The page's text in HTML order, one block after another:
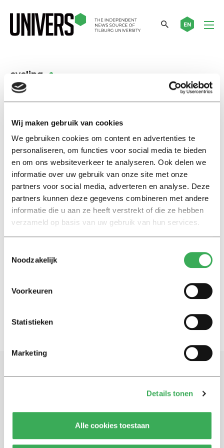
Wij maken gebruik van cookies
We gebruiken cookies om content en advertenties te
personaliseren, om functies voor social media te bieden
en om ons websiteverkeer te analyseren. Ook delen we
informatie over uw gebruik van onze site met onze
partners voor social media, adverteren en analyse. Deze
partners kunnen deze gegevens combineren met andere
informatie die u aan ze heeft verstrekt of die ze hebben
verzameld op basis van uw gebruik van hun services.
Noodzakelijk
Voorkeuren
Statistieken
Marketing
Details tonen
Alle cookies toestaan
EN
cycling
News
Students cycle from Paris to
Tilburg in one day: ‘You have to
force yourself to eat another
gingerbread’
22 juni 2026
On two wheels
02 mei 2017
Bicycle Hopping also in Tilburg
Schrijf je in voor onze nieuwsbrief
Blijf op de hoogte. Meld je aan voor de nieuwsbrief van
Univers.